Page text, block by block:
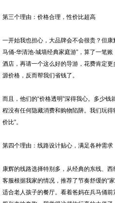
第三个理由：价格合理，性价比超高
一开始我也担心，大品牌会不会很贵？但
马俑-华清池-城墙经典家庭游”，算了一笔
酒店，再请一个这么好的导游，花费肯定
源价格，反而帮我们省钱了。
而且，他们的“价格透明”深得我心。多少钱
程没有任何隐藏消费和购物陷阱。我们玩
价比”。
第四个理由：线路设计贴心，满足各种需求
康辉的线路选择特别多，从经典的东线、西
客服根据我家的情况，推荐了节奏舒缓的“
适合老人孩子的餐厅。看着爸妈在兵马俑